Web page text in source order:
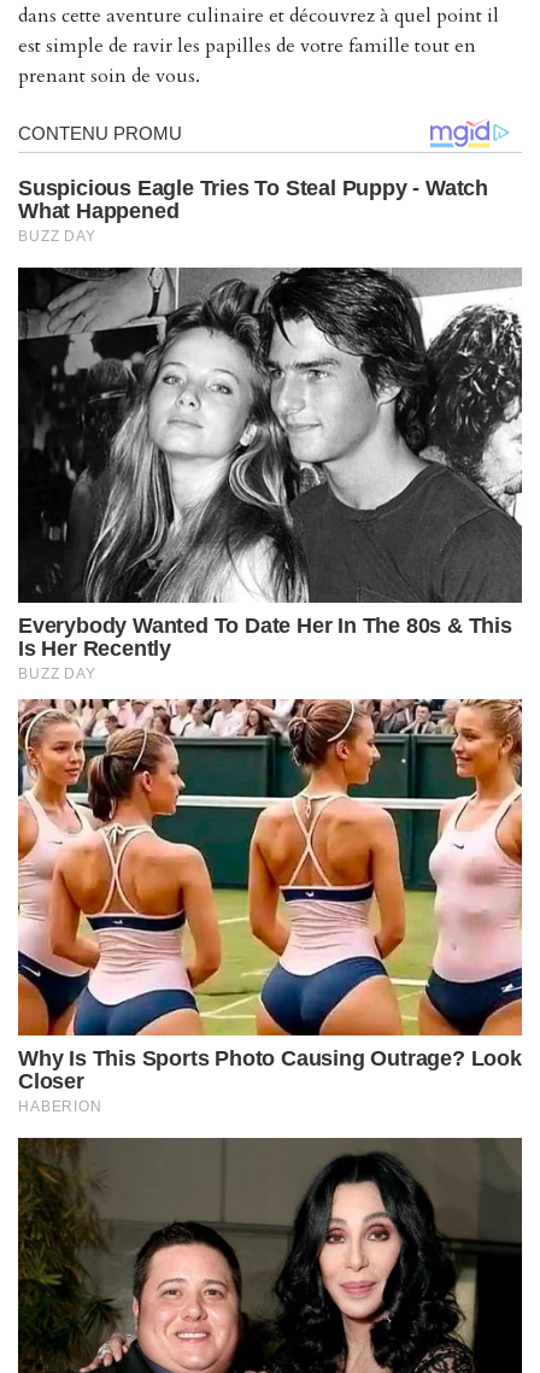
dans cette aventure culinaire et découvrez à quel point il
est simple de ravir les papilles de votre famille tout en
prenant soin de vous.